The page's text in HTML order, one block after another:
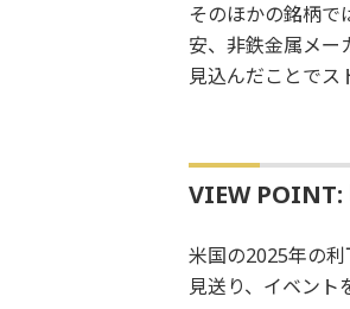
そのほかの銘柄で
安、非鉄金属メー
見込んだことでス
VIEW POINT:
米国の2025年の
見送り、イベント